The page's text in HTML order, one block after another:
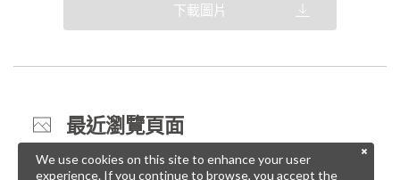
下載圖片
最近瀏覽頁面
We use cookies on this site to enhance your user
experience. If you continue to browse, you accept the